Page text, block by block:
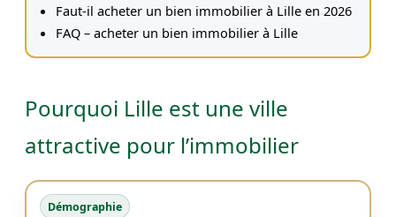
Faut-il acheter un bien immobilier à Lille en 2026
FAQ – acheter un bien immobilier à Lille
Pourquoi Lille est une ville
attractive pour l’immobilier
Démographie